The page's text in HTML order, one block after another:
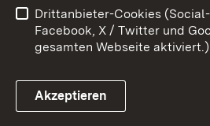
Link zum Landesportal
Impressum
Drittanbieter-Cookies
Facebook, X / Twitter und
gesamten Webseite aktiviert.)
Akzeptieren